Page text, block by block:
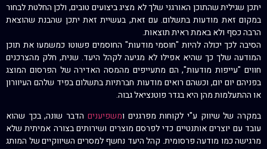
יתכן שגילית שהתוכן האורגני שלך לא מציג ביצועים טובים, ולכן החלטת לבחור
במקום זאת מודעות בתשלום. עם זאת, בעשיית זאת יתכן שהבנת שהוצאת
הרבה כסף ולא באמת ראית תוצאות.
הסיבה לכך יכולה להיות "חוסמי מודעות" החוסמים פשוטו כמשמעו את תוכן
המודעה שלך כך שהיא אפילו לא מגיעה לקהל היעד. שנית, חלק מהצרכנים
חווים "עייפות מודעות", הם מתעייפים מהמסה האדירה של הפרסום המוצג
בפניהם יום יום, וכשהם רואים מודעות חברתיות בתשלום בפיד שלהם העיוורון
או ההתעלמות מהן היא בגדר פוטנציאל גבוה.
במקרה של שיווק ע"י לקוחות מפרגנים ומשפיענים הדבר שונה, בכך שהוא
עובד עם יוצרים אותנטיים כדי לפרסם מוצרים ושירותים בצורה אמיתית שלא
מרגישה כמו מודעה פרסומית. קהל היעד נחשף למסרים השיווקיים של המותג